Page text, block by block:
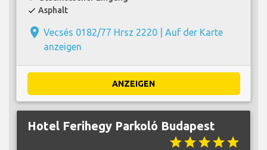
check Asphalt
place Vecsés 0182/77 Hrsz 2220 | Auf der Karte
anzeigen
ANZEIGEN
Hotel Ferihegy Parkoló Budapest
starstarstarstarstar